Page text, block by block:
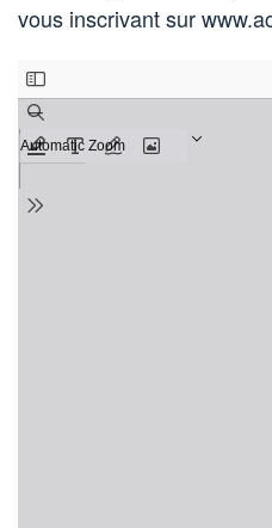
vous inscrivant sur